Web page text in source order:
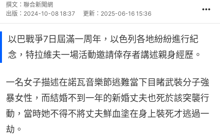
撰文： 聯合新聞網
出版： 2024-10-08 18:37 更新： 2025-06-16 15:36
以巴戰爭7日屆滿一周年，以色列各地紛紛進行紀
念，特拉維夫一場活動邀請倖存者講述親身經歷。
一名女子描述在諾瓦音樂節逃難當下目睹武裝分子強
暴女性，而結婚不到一年的新婚丈夫也死於該突襲行
動，當時她不得不將丈夫鮮血塗在身上裝死才逃過一
劫。